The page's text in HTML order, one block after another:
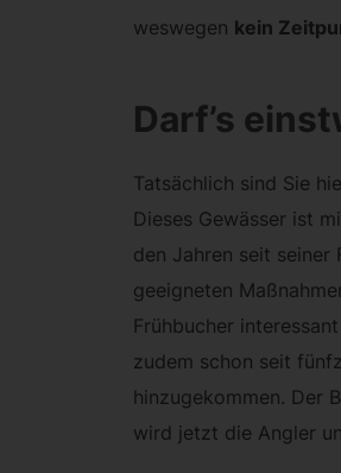
weswegen kein
Darf’s
Tatsächlich sind Sie
Dieses Gewässer ist
den Jahren seit seiner
geeigneten
Frühbucher
zudem schon seit
hinzugekommen. Der
wird jetzt die Angler